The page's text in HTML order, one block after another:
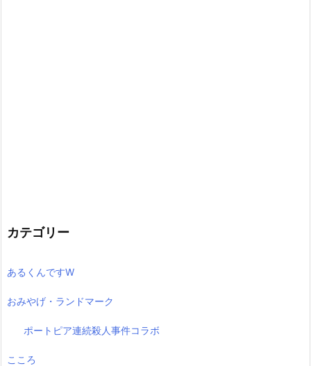
カテゴリー
あるくんですW
おみやげ・ランドマーク
ポートピア連続殺人事件コラボ
こころ